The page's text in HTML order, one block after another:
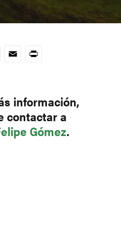
EmailPrint
información,
contactar a
Gómez.